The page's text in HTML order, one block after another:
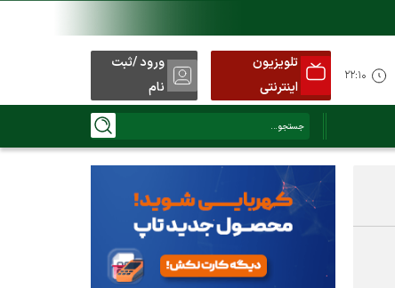
تلویزیون
اینترنتی
ورود /ثبت
نام